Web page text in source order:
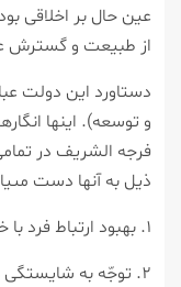
عين حال بر اخلاقى
از طبيعت و گسترش
دستاورد اين دولت
و توسعه). اينها
فرجه الشريف در
ذيل به آنها دست
۱. بهبود ارتباط فرد با خداى خود؛
۲. توجّه به شايستگى‏ ها، استعدادها و ارزش‏هاى فردى؛